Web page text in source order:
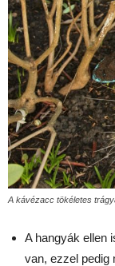
A kávézacc tökéletes
A hangyák ellen
van, ezzel pedig